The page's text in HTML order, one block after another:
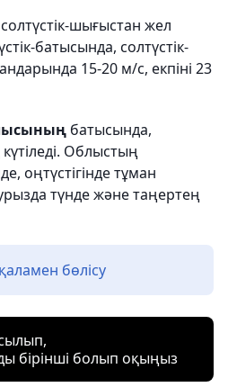
солтүстік-шығыстан жел
батысында, солтүстік-
15-20 м/с, екпіні 23
батысында,
күтіледі. Облыстың
оңтүстігінде тұман
түнде және таңертең
бөлісу
бірінші болып оқыңыз